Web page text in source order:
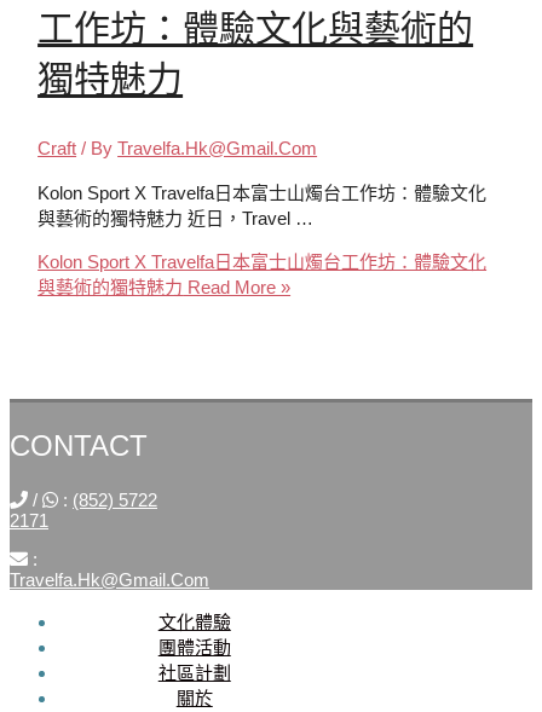
工作坊：體驗文化與藝術的
獨特魅力
Craft / ByTravelfa.hk@gmail.com
Kolon Sport X Travelfa日本富士山燭台工作坊：體驗文化
與藝術的獨特魅力 近日，Travel …
Kolon Sport X Travelfa日本富士山燭台工作坊：體驗文化
與藝術的獨特魅力 Read More »
CONTACT
/ : (852) 5722
2171
:
Travelfa.hk@gmail.com
文化體驗
團體活動
社區計劃
關於